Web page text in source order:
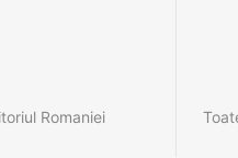
Romaniei